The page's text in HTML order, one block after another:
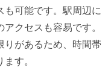
も可能です。駅周辺に
クセスも容易です。
りがあるため、時間帯
す。